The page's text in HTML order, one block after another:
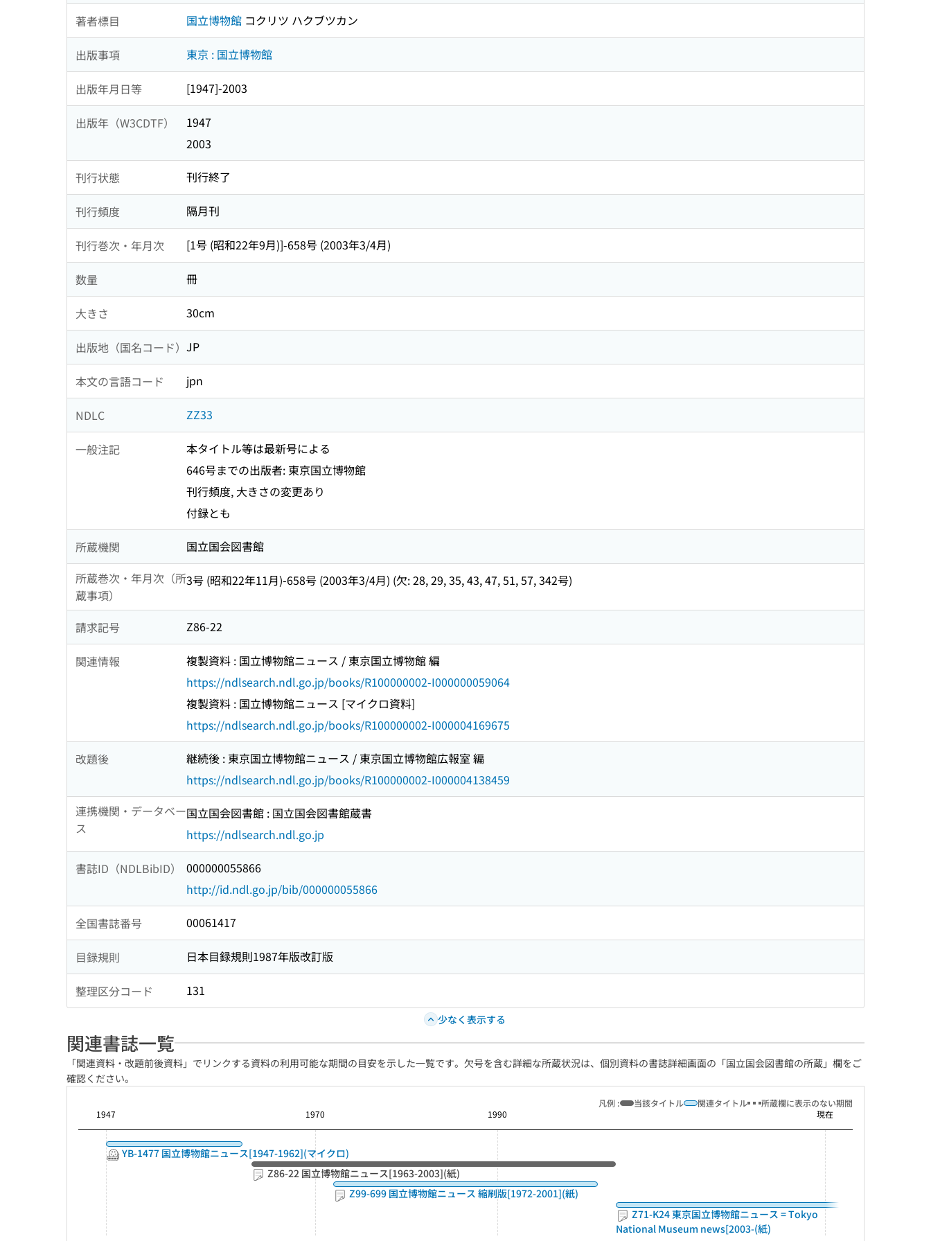
著者標目 国立博物館 コクリツ ハクブツカン
出版事項 東京 : 国立博物館
出版年月日等 [1947]-2003
出版年（W3CDTF）
1947
2003
刊行状態 刊行終了
刊行頻度 隔月刊
刊行巻次・年月次 [1号 (昭和22年9月)]-658号 (2003年3/4月)
数量 冊
大きさ 30cm
出版地（国名コード） JP
本文の言語コード jpn
NDLC ZZ33
一般注記
本タイトル等は最新号による
646号までの出版者: 東京国立博物館
刊行頻度, 大きさの変更あり
付録とも
所蔵機関
国立国会図書館
所蔵巻次・年月次（所
蔵事項）
3号 (昭和22年11月)-658号 (2003年3/4月) (欠: 28, 29, 35, 43, 47, 51, 57, 342号)
請求記号 Z86-22
関連情報
複製資料 : 国立博物館ニュース / 東京国立博物館 編
https://ndlsearch.ndl.go.jp/books/R100000002-I000000059064
複製資料 : 国立博物館ニュース [マイクロ資料]
https://ndlsearch.ndl.go.jp/books/R100000002-I000004169675
改題後
継続後 : 東京国立博物館ニュース / 東京国立博物館広報室 編
https://ndlsearch.ndl.go.jp/books/R100000002-I000004138459
連携機関・データベー
ス
国立国会図書館 : 国立国会図書館蔵書
https://ndlsearch.ndl.go.jp
書誌ID（NDLBibID）
000000055866
http://id.ndl.go.jp/bib/000000055866
全国書誌番号 00061417
目録規則 日本目録規則1987年版改訂版
整理区分コード 131
少なく表示する
関連書誌一覧
「関連資料・改題前後資料」でリンクする資料の利用可能な期間の目安を示した一覧です。欠号を含む詳細な所蔵状況は、個別資料の書誌詳細画面の「国立国会図書館の所蔵」欄をご
確認ください。
凡例 : 当該タイトル 関連タイトル
所蔵欄に表示のない期間
1947
1970 1990 現在
YB-1477 国立博物館ニュース[1947-1962](マイクロ)
Z86-22 国立博物館ニュース[1963-2003](紙)
Z99-699 国立博物館ニュース 縮刷版[1972-2001](紙)
Z71-K24 東京国立博物館ニュース = Tokyo
National Museum news[2003-(紙)